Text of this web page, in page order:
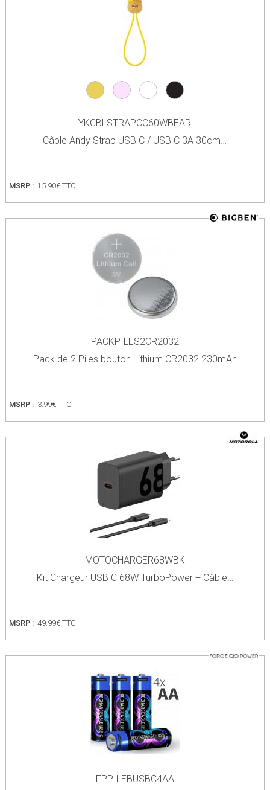
YKCBLSTRAPCC60WBEAR
Câble Andy Strap USB C / USB C 3A 30cm…
MSRP : 15.90€ TTC
PACKPILES2CR2032
Pack de 2 Piles bouton Lithium CR2032 230mAh
MSRP : 3.99€ TTC
MOTOCHARGER68WBK
Kit Chargeur USB C 68W TurboPower + Câble…
MSRP : 49.99€ TTC
FPPILEBUSBC4AA